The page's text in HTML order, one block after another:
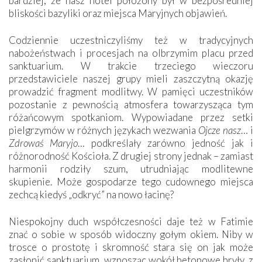
bliskości bazyliki oraz miejsca Maryjnych objawień.
Codziennie uczestniczyliśmy też w tradycyjnych
nabożeństwach i procesjach na olbrzymim placu przed
sanktuarium. W trakcie trzeciego wieczoru
przedstawiciele naszej grupy mieli zaszczytną okazję
prowadzić fragment modlitwy. W pamięci uczestników
pozostanie z pewnością atmosfera towarzysząca tym
różańcowym spotkaniom. Wypowiadane przez setki
pielgrzymów w różnych językach wezwania Ojcze nasz… i
Zdrowaś Maryjo… podkreślały zarówno jedność jak i
różnorodność Kościoła. Z drugiej strony jednak – zamiast
harmonii rodziły szum, utrudniając modlitewne
skupienie. Może gospodarze tego cudownego miejsca
zechcą kiedyś „odkryć” na nowo łacinę?
Niespokojny duch współczesności daje też w Fatimie
znać o sobie w sposób widoczny gołym okiem. Niby w
trosce o prostotę i skromność stara się on jak może